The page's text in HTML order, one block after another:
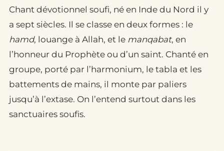
Chant dévotionnel soufi, né en Inde du Nord il y
a sept siècles. Il se classe en deux formes : le
hamd, louange à Allah, et le manqabat, en
l’honneur du Prophète ou d’un saint. Chanté en
groupe, porté par l’harmonium, le tabla et les
battements de mains, il monte par paliers
jusqu’à l’extase. On l’entend surtout dans les
sanctuaires soufis.